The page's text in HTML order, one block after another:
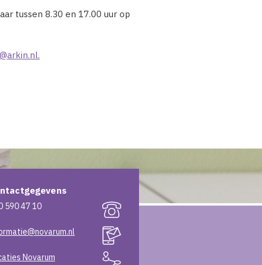
tussen 8.30 en 17.00 uur op
590 47 10
Novarum